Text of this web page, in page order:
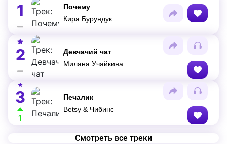
1
Почему
Кира Бурундук
2
Девчачий чат
Милана Учайкина
3
1
Печалик
Betsy & Чибинс
Смотреть все треки